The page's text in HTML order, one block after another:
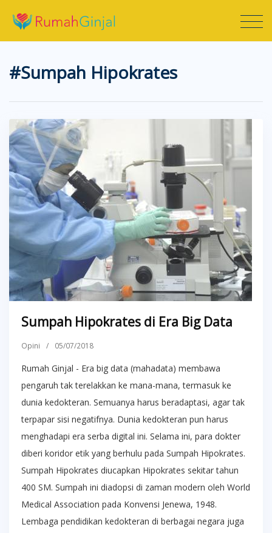
#Sumpah Hipokrates
Sumpah Hipokrates di Era Big Data
Opini / 05/07/2018
Rumah Ginjal - Era big data (mahadata) membawa
pengaruh tak terelakkan ke mana-mana, termasuk ke
dunia kedokteran. Semuanya harus beradaptasi, agar tak
terpapar sisi negatifnya. Dunia kedokteran pun harus
menghadapi era serba digital ini. Selama ini, para dokter
diberi koridor etik yang berhulu pada Sumpah Hipokrates.
Sumpah Hipokrates diucapkan Hipokrates sekitar tahun
400 SM. Sumpah ini diadopsi di zaman modern oleh World
Medical Association pada Konvensi Jenewa, 1948.
Lembaga pendidikan kedokteran di berbagai negara juga